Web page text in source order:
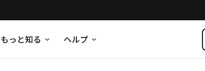
もっと知る ヘルプ